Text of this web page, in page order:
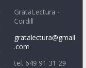
GrataLectura -
Cordill
gratalectura@gmail
.com
tel. 649 91 31 29